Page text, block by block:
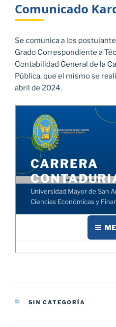
Comunicado
Se comunica a los
Grado Correspondiente a
Contabilidad General de la
Pública, que el mismo se
abril de 2024.
CATEGORÍAS
SIN CATEGORÍA